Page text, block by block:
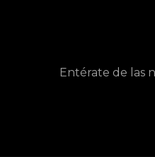
Entérate de las